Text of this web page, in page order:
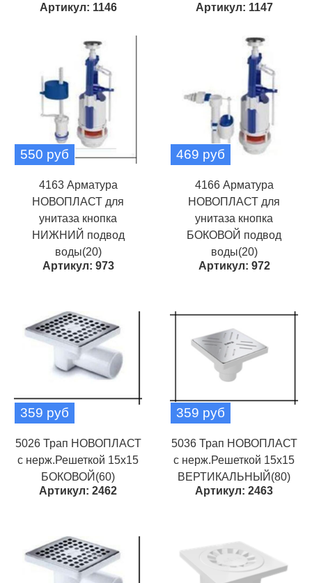
Артикул: 1146
Артикул: 1147
550 руб
4163 Арматура
НОВОПЛАСТ для
унитаза кнопка
НИЖНИЙ подвод
воды(20)
Артикул: 973
469 руб
4166 Арматура
НОВОПЛАСТ для
унитаза кнопка
БОКОВОЙ подвод
воды(20)
Артикул: 972
359 руб
5026 Трап НОВОПЛАСТ
с нерж.Решеткой 15х15
БОКОВОЙ(60)
Артикул: 2462
359 руб
5036 Трап НОВОПЛАСТ
с нерж.Решеткой 15х15
ВЕРТИКАЛЬНЫЙ(80)
Артикул: 2463